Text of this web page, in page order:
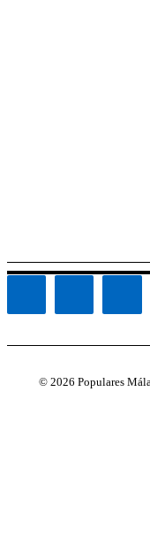
© 2026 Populares